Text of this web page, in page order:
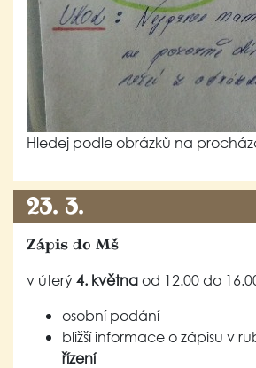
Hledej podle obrázků na
23. 3.
Zápis do Mš
v úterý4. květnaod 12.00 do
osobní podání
bližší informace o zápisu v
řízení